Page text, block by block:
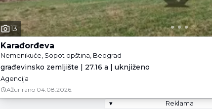
13
Karađorđeva
Nemenikuće, Sopot opština, Beograd
građevinsko zemljište | 27.16 a | uknjiženo
Agencija
Ažurirano 04.08.2026.
▾
Reklama